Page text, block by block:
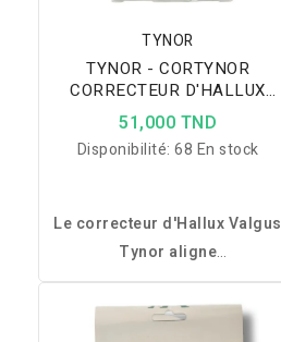
TYNOR
TYNOR - CORTYNOR
CORRECTEUR D'HALLUX
VALGUS K14
51,000 TND
Disponibilité:68 En stock
Le correcteur d'Hallux Valgus
Tynor aligne
progressivement le gros
orteil, soulage la douleur et